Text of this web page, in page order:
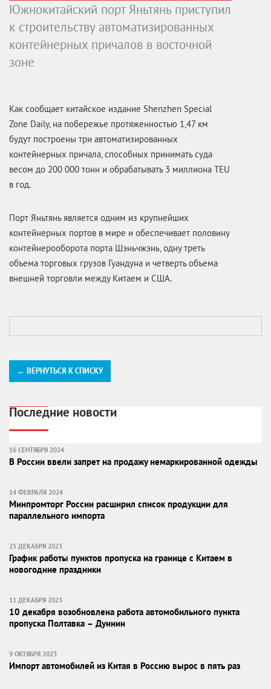
Южнокитайский порт Яньтянь приступил
к строительству автоматизированных
контейнерных причалов в восточной
зоне
Как сообщает китайское издание Shenzhen Special
Zone Daily, на побережье протяженностью 1,47 км
будут построены три автоматизированных
контейнерных причала, способных принимать суда
весом до 200 000 тонн и обрабатывать 3 миллиона TEU
в год.
Порт Яньтянь является одним из крупнейших
контейнерных портов в мире и обеспечивает половину
контейнерооборота порта Шэньчжэнь, одну треть
объема торговых грузов Гуандуна и четверть объема
внешней торговли между Китаем и США.
← ВЕРНУТЬСЯ К СПИСКУ
Последние новости
16 СЕНТЯБРЯ 2024
В России ввели запрет на продажу немаркированной одежды
14 ФЕВРАЛЯ 2024
Минпромторг России расширил список продукции для
параллельного импорта
25 ДЕКАБРЯ 2023
График работы пунктов пропуска на границе с Китаем в
новогодние праздники
11 ДЕКАБРЯ 2023
10 декабря возобновлена работа автомобильного пункта
пропуска Полтавка – Дуннин
9 ОКТЯБРЯ 2023
Импорт автомобилей из Китая в Россию вырос в пять раз